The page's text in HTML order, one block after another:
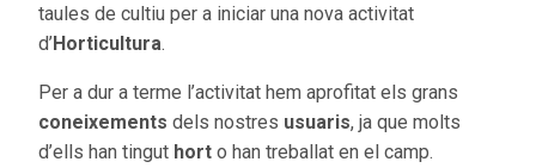
taules de cultiu per a iniciar una nova activitat
d’Horticultura.
Per a dur a terme l’activitat hem aprofitat els grans
coneixements dels nostres usuaris, ja que molts
d’ells han tingut hort o han treballat en el camp.